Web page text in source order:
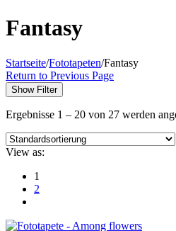
Fantasy
Startseite/Fototapeten/Fantasy
Return to Previous Page
Show Filter
Ergebnisse 1 – 20 von 27 werden
View as:
1
2